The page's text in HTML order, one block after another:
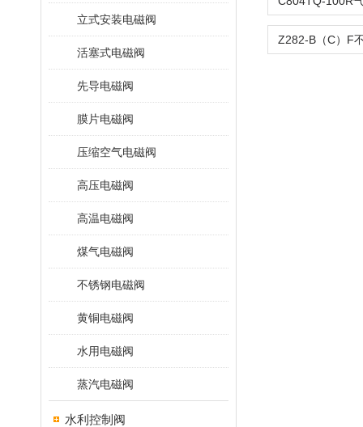
立式安装电磁阀
活塞式电磁阀
先导电磁阀
膜片电磁阀
压缩空气电磁阀
高压电磁阀
高温电磁阀
煤气电磁阀
不锈钢电磁阀
黄铜电磁阀
水用电磁阀
蒸汽电磁阀
水利控制阀